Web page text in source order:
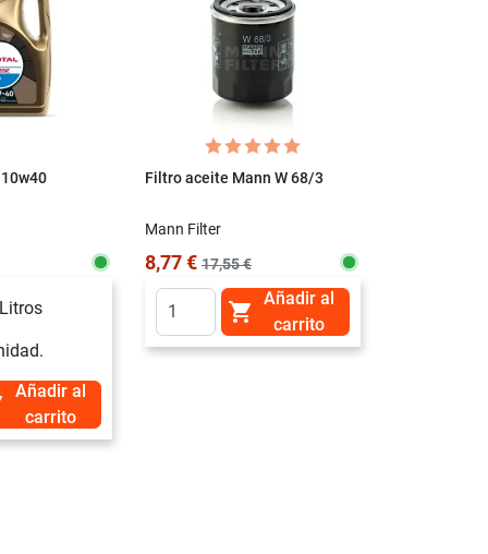
Añadir al
carrito
Filtro aceite Mann W 68/3
Mann Filter
8,77 € 17,55 €

Añadir al
carrito